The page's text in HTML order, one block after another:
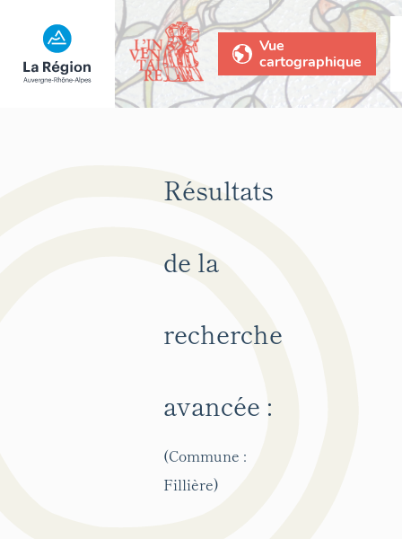
Vue
cartographique
Résultats
de la
recherche
avancée :
(Commune :
Fillière)